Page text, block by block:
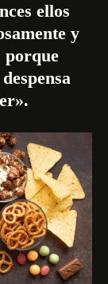
ellos
y
porque